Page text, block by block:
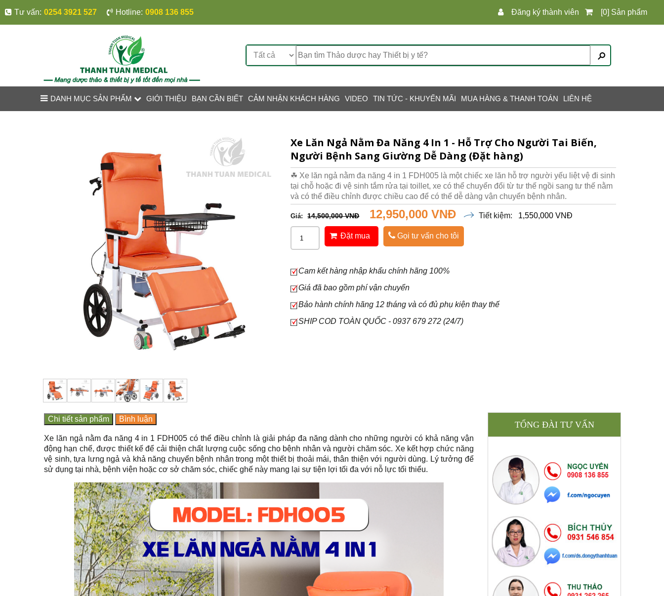
Tư vấn: 0254 3921 527 Hotline: 0908 136 855 Đăng ký thành viên [0] Sản phẩm
DANH MỤC SẢN PHẨM GIỚI THIỆU BẠN CẦN BIẾT CẢM NHẬN KHÁCH HÀNG VIDEO TIN TỨC - KHUYẾN MÃI MUA HÀNG & THANH TOÁN LIÊN HỆ
Xe Lăn Ngả Nằm Đa Năng 4 In 1 - Hỗ Trợ Cho Người Tai Biến,
Người Bệnh Sang Giường Dễ Dàng (Đặt hàng)
☘ Xe lăn ngả nằm đa năng 4 in 1 FDH005 là một chiếc xe lăn hỗ trợ người yếu liệt vệ đi sinh
tại chỗ hoặc đi vệ sinh tắm rửa tại toillet, xe có thể chuyển đổi từ tư thế ngồi sang tư thế nằm
và có thể điều chỉnh được chiều cao để có thể dễ dàng vận chuyển bệnh nhân.
Giá: 14,500,000 VNĐ 12,950,000 VNĐ Tiết kiệm: 1,550,000 VNĐ
Đặt mua Gọi tư vấn cho tôi
Cam kết hàng nhập khẩu chính hãng 100%
Giá đã bao gồm phí vận chuyển
Bảo hành chính hãng 12 tháng và có đủ phụ kiện thay thế
SHIP COD TOÀN QUỐC - 0937 679 272 (24/7)
Chi tiết sản phẩm Bình luận
Xe lăn ngả nằm đa năng 4 in 1 FDH005 có thể điều chỉnh là giải pháp đa năng dành cho những người có khả năng vận
động hạn chế, được thiết kế để cải thiện chất lượng cuộc sống cho bệnh nhân và người chăm sóc. Xe kết hợp chức năng
vệ sinh, tựa lưng ngả và khả năng chuyển bệnh nhân trong một thiết bị thoải mái, thân thiện với người dùng. Lý tưởng để
sử dụng tại nhà, bệnh viện hoặc cơ sở chăm sóc, chiếc ghế này mang lại sự tiện lợi tối đa với nỗ lực tối thiểu.
TỔNG ĐÀI TƯ VẤN